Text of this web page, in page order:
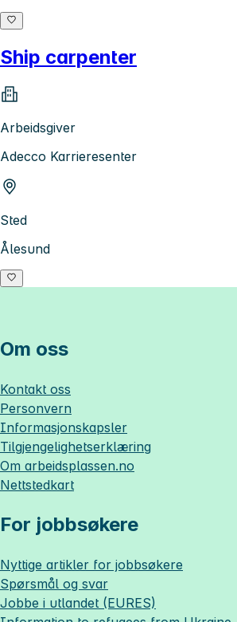
Ship carpenter
Arbeidsgiver
Adecco Karrieresenter
Sted
Ålesund
Om oss
Kontakt oss
Personvern
Informasjonskapsler
Tilgjengelighetserklæring
Om arbeidsplassen.no
Nettstedkart
For jobbsøkere
Nyttige artikler for jobbsøkere
Spørsmål og svar
Jobbe i utlandet (EURES)